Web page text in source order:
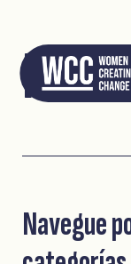
Navegue